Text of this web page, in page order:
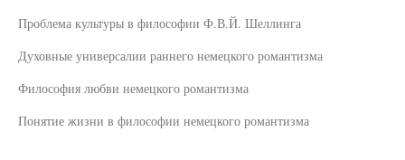
Проблема культуры в философии Ф.В.Й. Шеллинга
Духовные универсалии раннего немецкого романтизма
Философия любви немецкого романтизма
Понятие жизни в философии немецкого романтизма